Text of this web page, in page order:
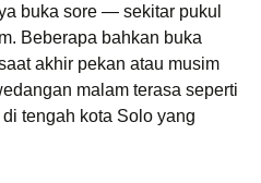
buka sore — sekitar pukul
Beberapa bahkan buka
akhir pekan atau musim
malam terasa seperti
tengah kota Solo yang